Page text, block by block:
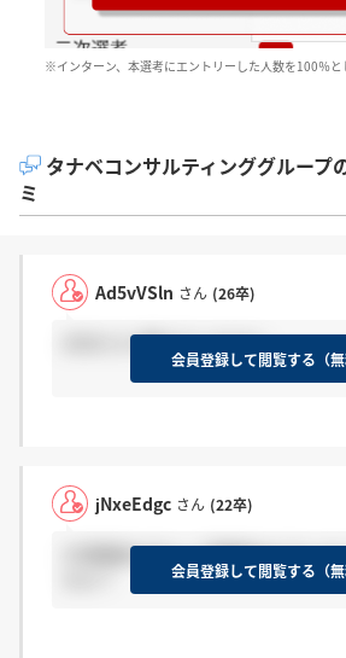
※インターン、本選考にエントリーした人数を100％と
タナベコンサルティンググループ
ミ
Ad5vVSln さん (26卒)
2次のコツ教えてください
会員登録して閲覧する（無
jNxeEdgc さん (22卒)
1次面接のグループ面接はどういう
会員登録して閲覧する（無